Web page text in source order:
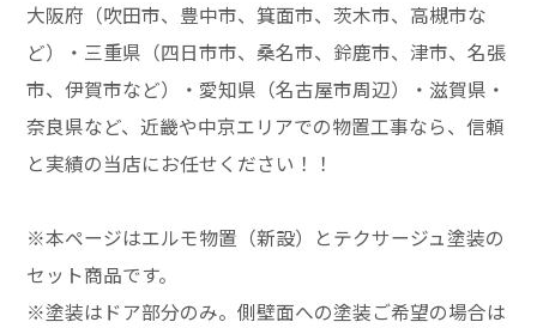
大阪府（吹田市、豊中市、箕面市、茨木市、高槻市な
ど）・三重県（四日市市、桑名市、鈴鹿市、津市、名張
市、伊賀市など）・愛知県（名古屋市周辺）・滋賀県・
奈良県など、近畿や中京エリアでの物置工事なら、信頼
と実績の当店にお任せください！！
※本ページはエルモ物置（新設）とテクサージュ塗装の
セット商品です。
※塗装はドア部分のみ。側壁面への塗装ご希望の場合は